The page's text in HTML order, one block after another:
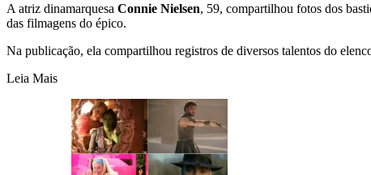
A atriz dinamarquesa Connie Nielsen, 59, compartilhou fotos dos
das filmagens do épico.
Na publicação, ela compartilhou registros de diversos talentos do
Leia Mais